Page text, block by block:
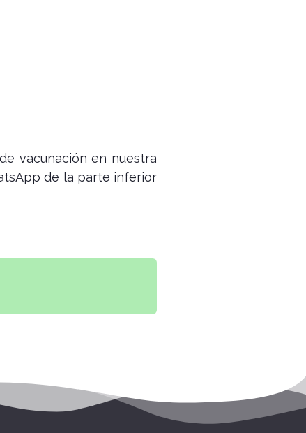
vacunación en nuestra
de la parte inferior